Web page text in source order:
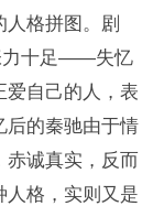
格拼图。剧
力十足——失忆
爱自己的人，表
后的秦驰由于情
赤诚真实，反而
人格，实则又是